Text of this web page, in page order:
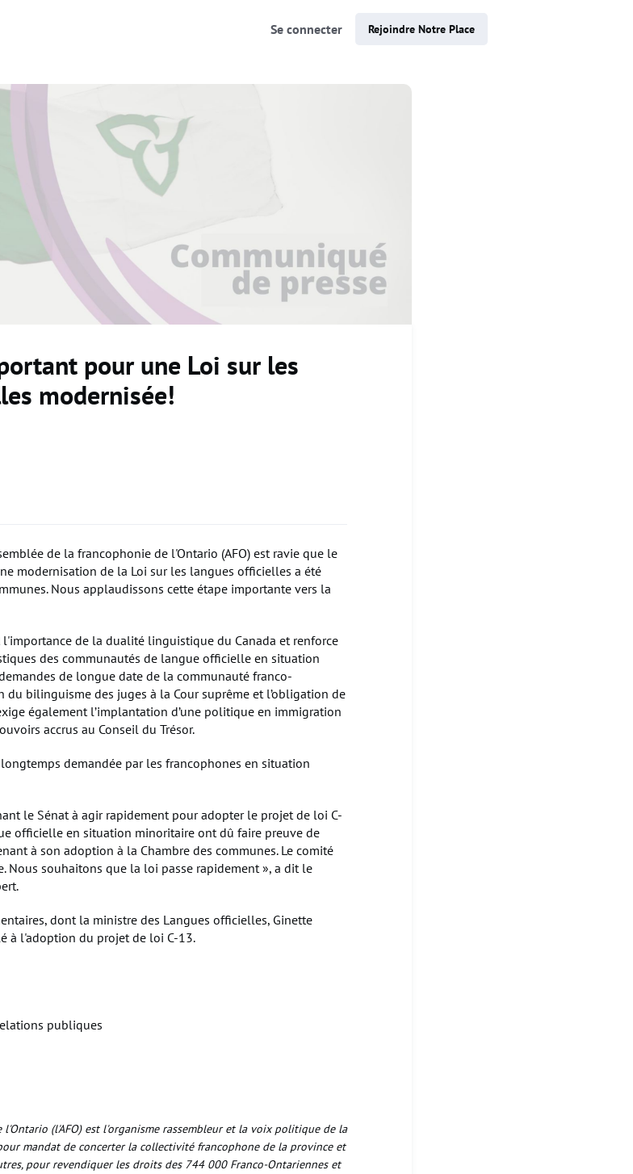
Se connecter Rejoindre Notre Place
pour une Loi sur les
modernisée!
de la francophonie de l'Ontario (AFO) est ravie que le
modernisation de la Loi sur les langues officielles a été
Nous applaudissons cette étape importante vers la
de la dualité linguistique du Canada et renforce
des communautés de langue officielle en situation
de longue date de la communauté franco-
du bilinguisme des juges à la Cour suprême et l’obligation de
également l’implantation d’une politique en immigration
accrus au Conseil du Trésor.
demandée par les francophones en situation
le Sénat à agir rapidement pour adopter le projet de loi C-
officielle en situation minoritaire ont dû faire preuve de
à son adoption à la Chambre des communes. Le comité
Nous souhaitons que la loi passe rapidement », a dit le
dont la ministre des Langues officielles, Ginette
à l'adoption du projet de loi C-13.
publiques
l'Ontario (l'AFO) est l'organisme rassembleur et la voix politique de la
mandat de concerter la collectivité francophone de la province et
pour revendiquer les droits des 744 000 Franco-Ontariennes et